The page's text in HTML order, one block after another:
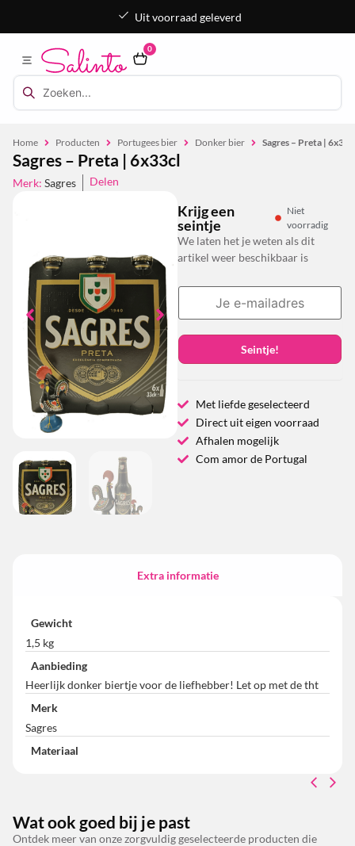
Uit voorraad geleverd
0
Home Producten Portugees bier Donker bier Sagres – Preta |
Sagres – Preta | 6x33cl
Merk: Sagres Delen
Krijg een
seintje
Niet
voorradig
We laten het je weten als dit
artikel weer beschikbaar is
Seintje!
Met liefde geselecteerd
Direct uit eigen voorraad
Afhalen mogelijk
Com amor de Portugal
Extra informatie
Gewicht
1,5 kg
Aanbieding
Heerlijk donker biertje voor de liefhebber! Let op met de tht
Merk
Sagres
Materiaal
Wat ook goed bij je past
Ontdek meer van onze zorgvuldig geselecteerde producten die